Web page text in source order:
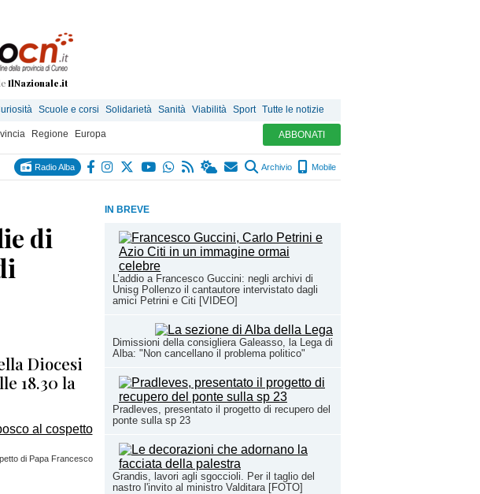
IlNazionale.it
Scuole e corsi Solidarietà Sanità Viabilità Sport Tutte le notizie
Regione Europa ABBONATI
Radio Alba Archivio Mobile
IN BREVE
L’addio a Francesco Guccini: negli archivi di
Unisg Pollenzo il cantautore intervistato dagli
amici Petrini e Citi [VIDEO]
Dimissioni della consigliera Galeasso, la Lega di
Alba: "Non cancellano il problema politico"
Pradleves, presentato il progetto di recupero del
ponte sulla sp 23
Grandis, lavori agli sgoccioli. Per il taglio del
nastro l'invito al ministro Valditara [FOTO]
di
Diocesi
18.30 la
di Papa Francesco